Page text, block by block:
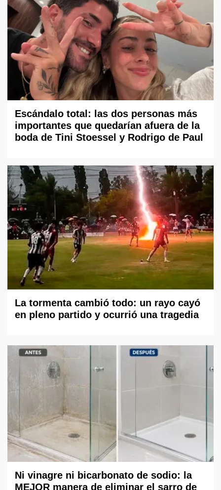
Escándalo total: las dos personas más
importantes que quedarían afuera de la
boda de Tini Stoessel y Rodrigo de Paul
La tormenta cambió todo: un rayo cayó
en pleno partido y ocurrió una tragedia
Ni vinagre ni bicarbonato de sodio: la
MEJOR manera de eliminar el sarro de